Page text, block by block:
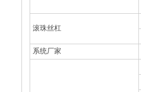
滚珠丝杠
系统厂家